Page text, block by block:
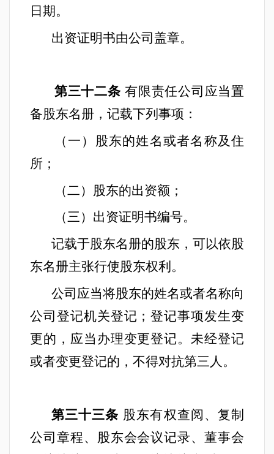
日期。
出资证明书由公司盖章。
第三十二条 有限责任公司应当置
备股东名册，记载下列事项：
（一）股东的姓名或者名称及住
所；
（二）股东的出资额；
（三）出资证明书编号。
记载于股东名册的股东，可以依股
东名册主张行使股东权利。
公司应当将股东的姓名或者名称向
公司登记机关登记；登记事项发生变
更的，应当办理变更登记。未经登记
或者变更登记的，不得对抗第三人。
第三十三条 股东有权查阅、复制
公司章程、股东会会议记录、董事会